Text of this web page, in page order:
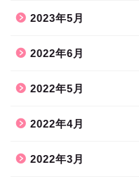
2023年5月
2022年6月
2022年5月
2022年4月
2022年3月